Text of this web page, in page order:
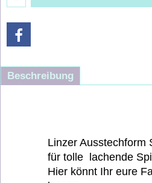
Beschreibung
Linzer Ausstechform
für tolle lachende
Hier könnt Ihr eure